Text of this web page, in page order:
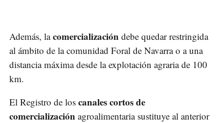
Además, lacomercialización debe quedar restringida
al ámbito de la comunidad Foral de Navarra o a una
distancia máxima desde la explotación agraria de 100
km.
El Registro de los canales cortos de
comercialización agroalimentaria sustituye al anterior